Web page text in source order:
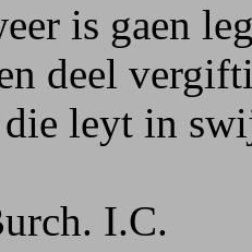
is gaen
deel
leyt in
I.C.